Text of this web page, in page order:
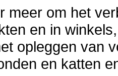
meer om het
en in
opleggen van
en katten